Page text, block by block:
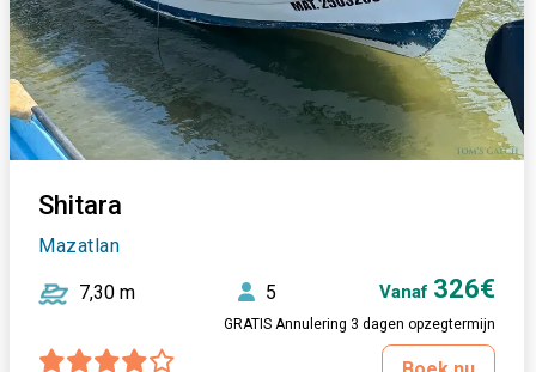
Shitara
Mazatlan
7,30 m 5 Vanaf 326€
GRATIS Annulering 3 dagen opzegtermijn